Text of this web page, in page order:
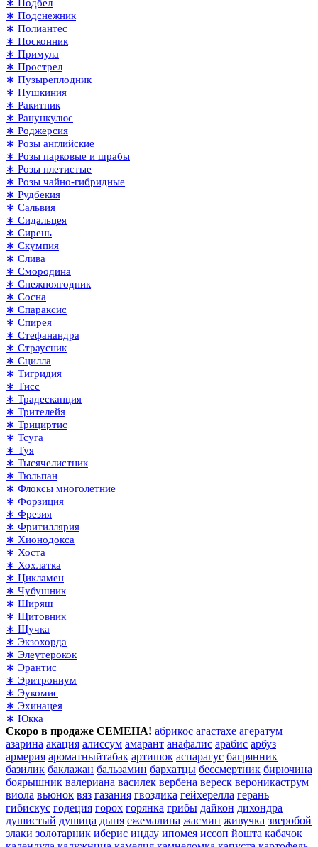
∗ Подбел
∗ Подснежник
∗ Полиантес
∗ Посконник
∗ Примула
∗ Прострел
∗ Пузыреплодник
∗ Пушкиния
∗ Ракитник
∗ Ранункулюс
∗ Роджерсия
∗ Розы английские
∗ Розы парковые и шрабы
∗ Розы плетистые
∗ Розы чайно-гибридные
∗ Рудбекия
∗ Сальвия
∗ Сидальцея
∗ Сирень
∗ Скумпия
∗ Слива
∗ Смородина
∗ Снежноягодник
∗ Сосна
∗ Спараксис
∗ Спирея
∗ Стефанандра
∗ Страусник
∗ Сцилла
∗ Тигридия
∗ Тисс
∗ Традесканция
∗ Трителейя
∗ Трициртис
∗ Тсуга
∗ Туя
∗ Тысячелистник
∗ Тюльпан
∗ Флоксы многолетние
∗ Форзиция
∗ Фрезия
∗ Фритиллярия
∗ Хионодокса
∗ Хоста
∗ Хохлатка
∗ Цикламен
∗ Чубушник
∗ Ширяш
∗ Щитовник
∗ Щучка
∗ Экзохорда
∗ Элеутерокок
∗ Эрантис
∗ Эритрониум
∗ Эукомис
∗ Эхинацея
∗ Юкка
Скоро в продаже СЕМЕНА! абрикос агастахе агератум
азарина акация алиссум амарант анафалис арабис арбуз
армерия ароматныйтабак артишок аспарагус багрянник
базилик баклажан бальзамин бархатцы бессмертник бирючина
боярышник валериана василек вербена вереск вероникаструм
виола вьюнок вяз газания гвоздика гейхерелла герань
гибискус годеция горох горянка грибы дайкон дихондра
душистый душица дыня ежемалина жасмин живучка зверобой
злаки золотарник иберис индау ипомея иссоп йошта кабачок